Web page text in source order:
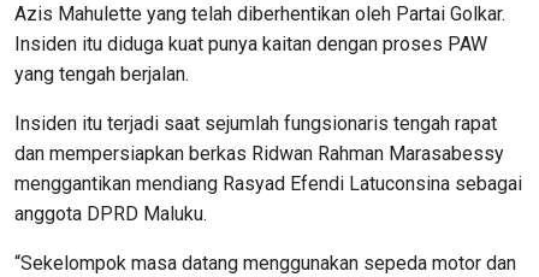
Azis Mahulette yang telah diberhentikan oleh Partai Golkar.
Insiden itu diduga kuat punya kaitan dengan proses PAW
yang tengah berjalan.
Insiden itu terjadi saat sejumlah fungsionaris tengah rapat
dan mempersiapkan berkas Ridwan Rahman Marasabessy
menggantikan mendiang Rasyad Efendi Latuconsina sebagai
anggota DPRD Maluku.
“Sekelompok masa datang menggunakan sepeda motor dan